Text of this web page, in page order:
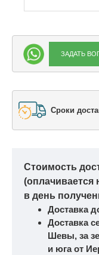
ЗАДАТЬ
Сроки
Стоимость
(оплачивается
в день
Доставка
Доставка
Шевы, за
и юга от